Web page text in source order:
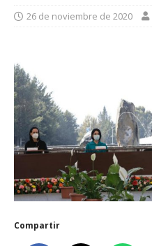
26 de noviembre de 2020
Compartir